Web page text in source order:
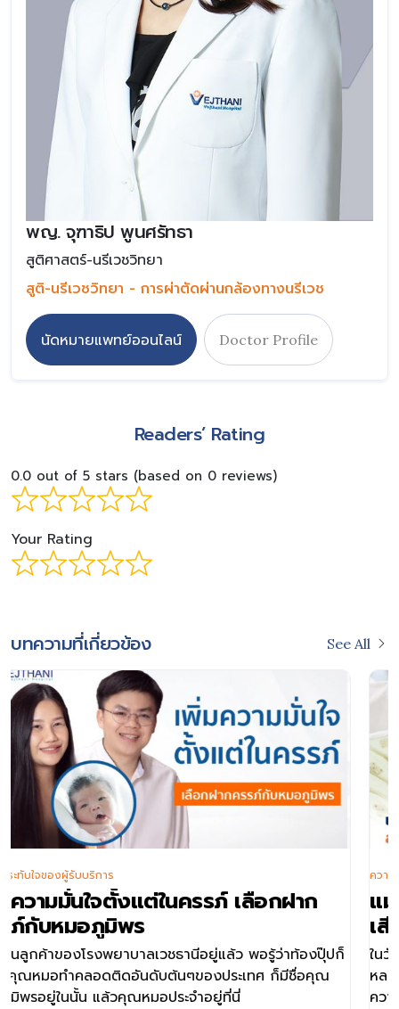
พญ. จุฑาธิป พูนศรัทธา
สูติศาสตร์-นรีเวชวิทยา
สูติ-นรีเวชวิทยา - การผ่าตัดผ่านกล้องทางนรีเวช
นัดหมายแพทย์ออนไลน์ Doctor Profile
Readers’ Rating
0.0 out of 5 stars (based on 0 reviews)
Your Rating
บทความที่เกี่ยวข้อง See All
ใจตั้งแต่ในครรภ์ เลือกฝาก
อภูมิพร
งโรงพยาบาลเวชธานีอยู่แล้ว พอรู้ว่าท้องปุ๊ปก็
คลอดติดอันดับต้นๆของประเทศ ก็มีชื่อคุณ
นั้น แล้วคุณหมอประจำอยู่ที่นี่
รับบริการ
แม่ผู้ไม่ยอ
เสียงลม
ในวันที่รพ.แห่ง
หลายโรคที่มีค
ความดันสูง
ความประทับใจขอ